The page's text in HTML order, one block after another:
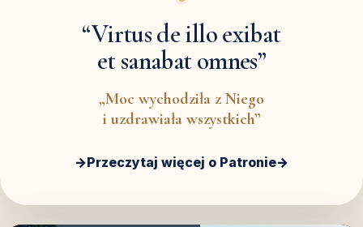
“Virtus de illo exibat
et sanabat omnes”
„Moc wychodziła z Niego
i uzdrawiała wszystkich”
→Przeczytaj więcej o Patronie→